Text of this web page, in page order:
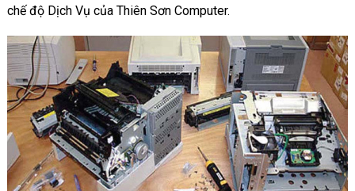
chế độ Dịch Vụ của Thiên Sơn Computer.